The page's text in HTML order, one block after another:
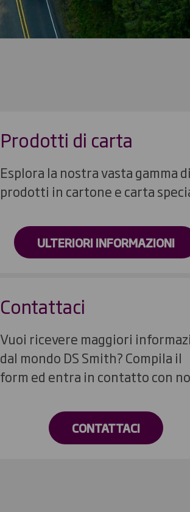
Prodotti di carta
Esplora la nostra vasta gamma di
prodotti in cartone e carta
ULTERIORI INFORMAZIONI
Contattaci
Vuoi ricevere maggiori
dal mondo DS Smith? Compila il
form ed entra in contatto con
CONTATTACI